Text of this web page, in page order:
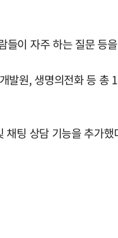
이 자주 하는 질문
발원, 생명의전화 등
팅 상담 기능을 추가